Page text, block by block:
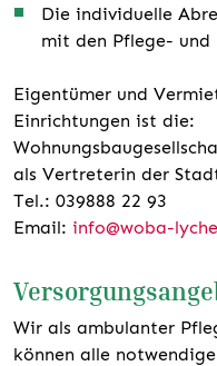
Die individuelle
mit den Pflege- und
Eigentümer und
Einrichtungen ist die:
als Vertreterin der
Tel.: 039888 22 93
Email: info@woba-
Wir als ambulanter
können alle